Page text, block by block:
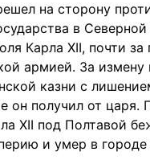
на сторону
в
Карла XII, почти за
армией. За измену
казни с
он получил от царя.
XII под Полтавой
и умер в городе